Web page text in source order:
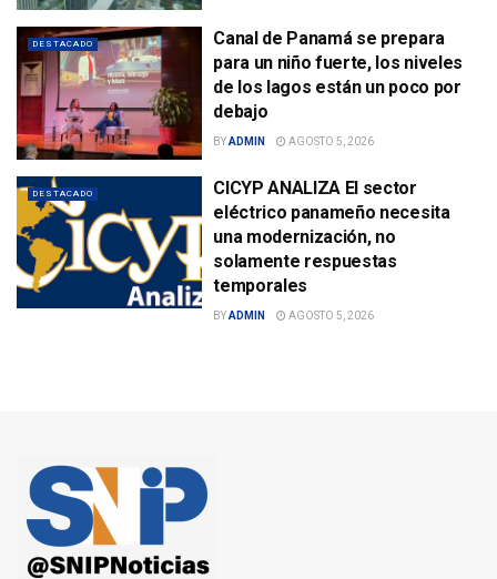
DESTACADO
Canal de Panamá se prepara
para un niño fuerte, los niveles
de los lagos están un poco por
debajo
BYADMIN AGOSTO 5, 2026
DESTACADO
CICYP ANALIZA El sector
eléctrico panameño necesita
una modernización, no
solamente respuestas
temporales
BYADMIN AGOSTO 5, 2026